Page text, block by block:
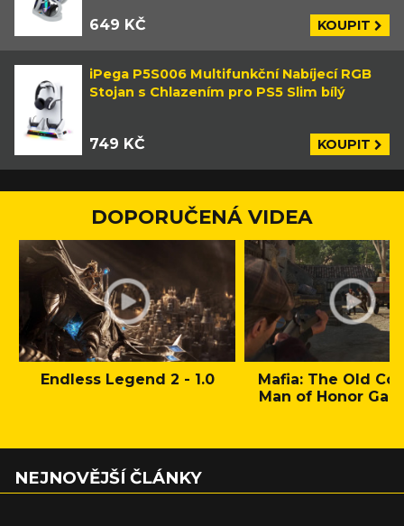
649 KČ KOUPIT
iPega P5S006 Multifunkční Nabíjecí RGB
Stojan s Chlazením pro PS5 Slim bílý
749 KČ KOUPIT
DOPORUČENÁ VIDEA
Endless Legend 2 - 1.0
Mafia: The Old
Man of Honor
NEJNOVĚJŠÍ ČLÁNKY